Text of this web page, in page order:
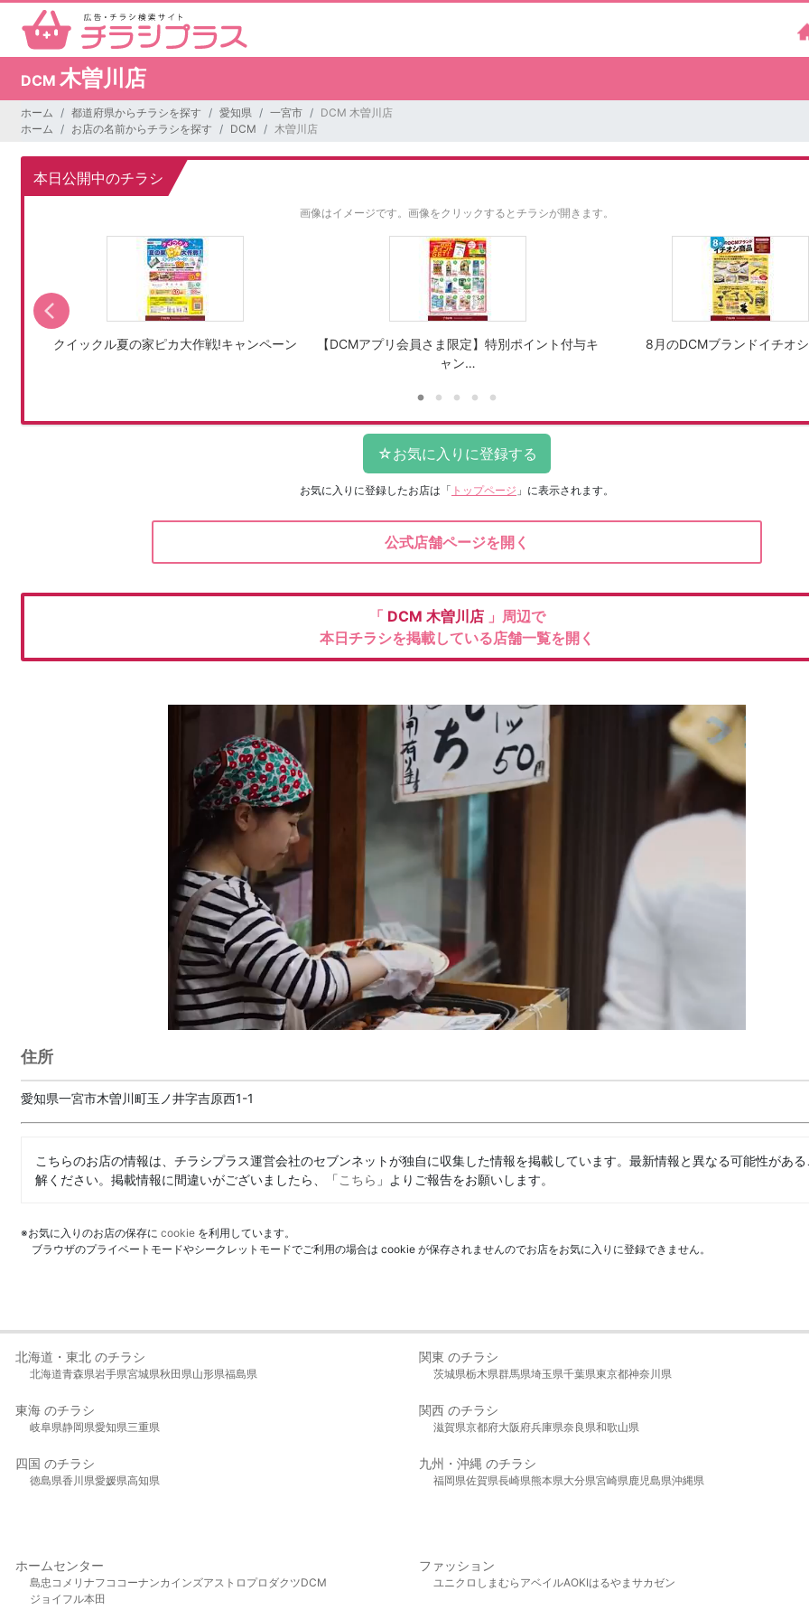
DCM 木曽川店
ホーム 都道府県からチラシを探す 愛知県 一宮市
DCM 木曽川店
ホーム
お店の名前からチラシを探す DCM 木曽川店
本日公開中のチラシ
画像はイメージです。 画像をクリックするとチラシが開きます。
クイックル夏の家ピカ大作戦!キャンペーン
【DCMアプリ会員さま限定】特別ポイント付与キ
ャン…
8月のDCMブランドイチオ
お気に入りに登録したお店は 「 トップページ 」に表示されます。
公式店舗ページを開く
「 DCM 木曽川店 」周辺で
本日チラシを掲載している店舗一覧を開く
住所
愛知県一宮市木曽川町玉ノ井字吉原西1-1
こちらのお店の情報は、チラシプラス運営会社のセブンネットが独自に収集した情報を掲載しています。最新情報と異なる可能性があ
解ください。掲載情報に間違いがございましたら、「こちら 」よりご報告をお願いします。
※お気に入りのお店の保存に cookie を利用しています。
ブラウザのプライベートモードやシークレットモードでご利用の場合は cookie が保存されませんのでお店をお気に入りに登録できません。
北海道・東北 のチラシ
北海道青森県岩手県宮城県秋田県山形県福島県
関東 のチラシ
茨城県栃木県群馬県埼玉県千葉県東京都神奈川県
東海 のチラシ
岐阜県静岡県愛知県三重県
関西 のチラシ
滋賀県京都府大阪府兵庫県奈良県和歌山県
四国 のチラシ
徳島県香川県愛媛県高知県
九州・沖縄 のチラシ
福岡県佐賀県長崎県熊本県大分県宮崎県鹿児島県沖縄県
ホームセンター
島忠 コメリ ナフコ コーナンカインズアストロプロダクツDCM
ジョイフル本田
ファッション
ユニクロ しまむら アベイルAOKIはるやま サカゼン